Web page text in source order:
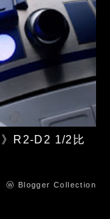
R2-D2 1/2比
ⓦ Blogger Collection